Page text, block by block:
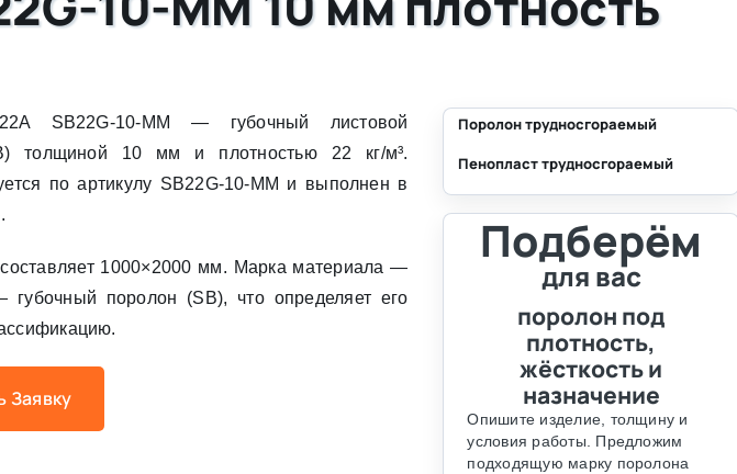
SB22G-10-MM — губочный листовой
толщиной 10 мм и плотностью 22 кг/м³.
по артикулу SB22G-10-MM и выполнен в
1000×2000 мм. Марка материала —
поролон (SB), что определяет его
Заявку
Поролон трудносгораемый
Пенопласт трудносгораемый
Подберём
для вас
поролон под
плотность,
жёсткость и
назначение
Опишите изделие, толщину и
условия работы. Предложим
подходящую марку поролона